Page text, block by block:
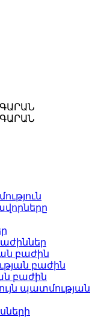
բաժին
բաժին
բաժին
պատմության